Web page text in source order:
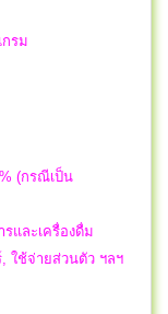
รม
(กรณีเป็น
และเครื่องดื่ม
ใช้จ่ายส่วนตัว ฯลฯ